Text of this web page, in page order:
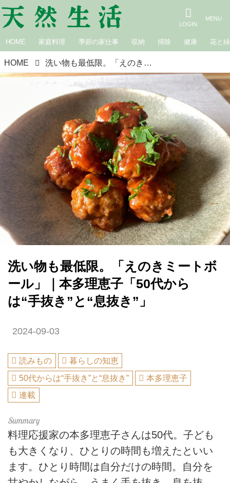
HOME 家庭料理 季節の家仕事 収納 掃除 健康 花と緑
HOME 洗い物も最低限。「えのきミートボール」｜本多理恵子「50代からは“手抜き”と“息抜き”」
洗い物も最低限。「えのきミートボ
ール」｜本多理恵子「50代から
は“手抜き”と“息抜き”」
2024-09-03
読みもの
暮らしの知恵
50代からは“手抜き”と“息抜き”
本多理恵子
連載
料理応援家の本多理恵子さんは50代。子ども
も大きくなり、ひとりの時間も増えたといい
ます。ひとり時間は自分だけの時間。自分を